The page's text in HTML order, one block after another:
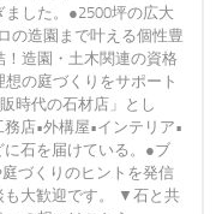
した。●2500坪の広大
の造園まで叶える個性豊
造園・土木関連の資格
の庭づくりをサポート
時代の石材店」とし
店•外構屋•インテリア•
に石を届けている。●ブ
づくりのヒントを発信
も大歓迎です。 ▼石と共